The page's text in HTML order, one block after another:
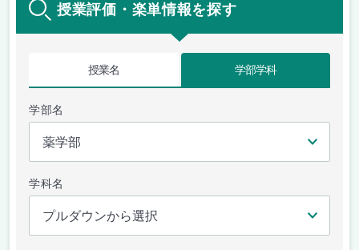
授業評価・楽単情報を探す
授業名 学部学科
学部名
学科名